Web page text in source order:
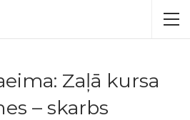
Zaļā kursa
– skarbs